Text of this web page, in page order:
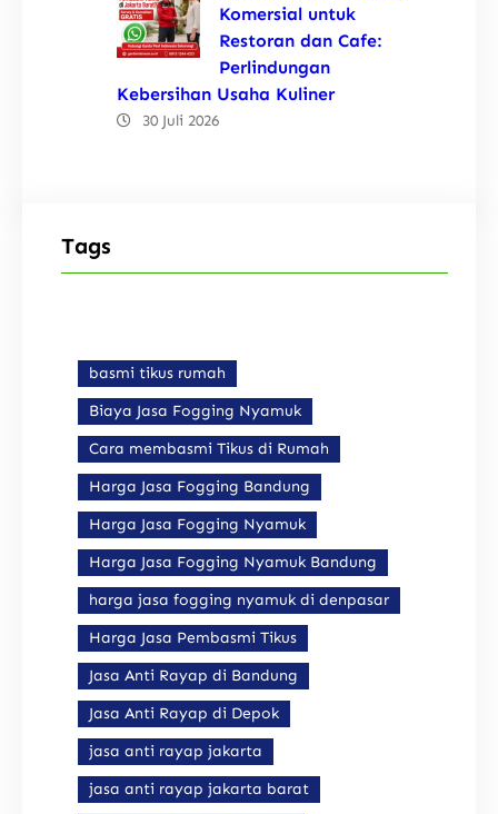
Komersial untuk
Restoran dan Cafe:
Perlindungan
Kebersihan Usaha Kuliner
30 Juli 2026
Tags
basmi tikus rumah
Biaya Jasa Fogging Nyamuk
Cara membasmi Tikus di Rumah
Harga Jasa Fogging Bandung
Harga Jasa Fogging Nyamuk
Harga Jasa Fogging Nyamuk Bandung
harga jasa fogging nyamuk di denpasar
Harga Jasa Pembasmi Tikus
Jasa Anti Rayap di Bandung
Jasa Anti Rayap di Depok
jasa anti rayap jakarta
jasa anti rayap jakarta barat